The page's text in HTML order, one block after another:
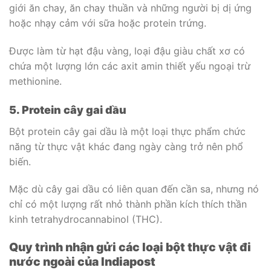
giới ăn chay, ăn chay thuần và những người bị dị ứng
hoặc nhạy cảm với sữa hoặc protein trứng.
Được làm từ hạt đậu vàng, loại đậu giàu chất xơ có
chứa một lượng lớn các axit amin thiết yếu ngoại trừ
methionine.
5. Protein cây gai dầu
Bột protein cây gai dầu là một loại thực phẩm chức
năng từ thực vật khác đang ngày càng trở nên phổ
biến.
Mặc dù cây gai dầu có liên quan đến cần sa, nhưng nó
chỉ có một lượng rất nhỏ thành phần kích thích thần
kinh tetrahydrocannabinol (THC).
Quy trình nhận gửi các loại bột thực vật đi
nước ngoài của Indiapost